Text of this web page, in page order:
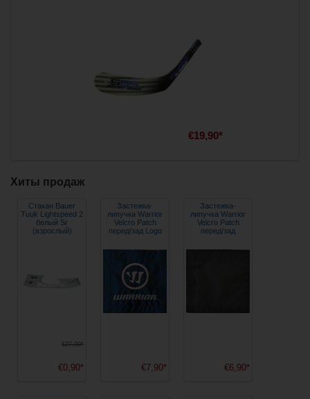
€19,90*
Хиты продаж
Стакан Bauer
Tuuk Lightspeed 2
белый Sr
(взрослый)
€27,90*
€0,90*
Застежка-
липучка Warrior
Velcro Patch
перед/зад Logo
€7,90*
Застежка-
липучка Warrior
Velcro Patch
перед/зад
€6,90*